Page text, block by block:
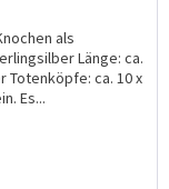
als
Länge: ca.
Totenköpfe: ca. 10 x
Es...